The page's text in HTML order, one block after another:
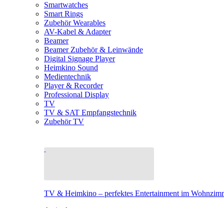
Smartwatches
Smart Rings
Zubehör Wearables
AV-Kabel & Adapter
Beamer
Beamer Zubehör & Leinwände
Digital Signage Player
Heimkino Sound
Medientechnik
Player & Recorder
Professional Display
TV
TV & SAT Empfangstechnik
Zubehör TV
TV & Heimkino – perfektes Entertainment im